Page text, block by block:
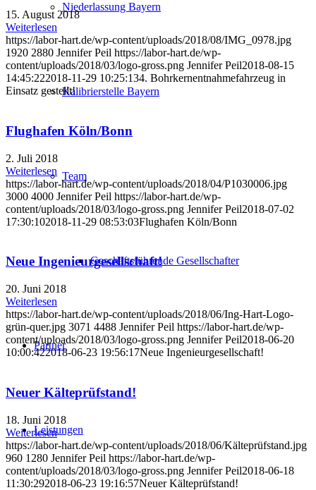
Niederlassung Bayern
Kalibrierstelle Bayern
Team
Geschäftsführende Gesellschafter
Partner
Leistungen
15. August 2018
Weiterlesen
https://labor-hart.de/wp-content/uploads/2018/08/IMG_0978.jpg
1920 2880 Jennifer Peil https://labor-hart.de/wp-
content/uploads/2018/03/logo-gross.png Jennifer Peil2018-08-15
14:45:222018-11-29 10:25:134. Bohrkernentnahmefahrzeug in
Einsatz gestellt!
Flughafen Köln/Bonn
2. Juli 2018
Weiterlesen
https://labor-hart.de/wp-content/uploads/2018/04/P1030006.jpg
3000 4000 Jennifer Peil https://labor-hart.de/wp-
content/uploads/2018/03/logo-gross.png Jennifer Peil2018-07-02
17:30:102018-11-29 08:53:03Flughafen Köln/Bonn
Neue Ingenieurgesellschaft!
20. Juni 2018
Weiterlesen
https://labor-hart.de/wp-content/uploads/2018/06/Ing-Hart-Logo-
grün-quer.jpg 3071 4488 Jennifer Peil https://labor-hart.de/wp-
content/uploads/2018/03/logo-gross.png Jennifer Peil2018-06-20
10:00:422018-06-23 19:56:17Neue Ingenieurgesellschaft!
Neuer Kälteprüfstand!
18. Juni 2018
Weiterlesen
https://labor-hart.de/wp-content/uploads/2018/06/Kälteprüfstand.jpg
960 1280 Jennifer Peil https://labor-hart.de/wp-
content/uploads/2018/03/logo-gross.png Jennifer Peil2018-06-18
11:30:292018-06-23 19:16:57Neuer Kälteprüfstand!